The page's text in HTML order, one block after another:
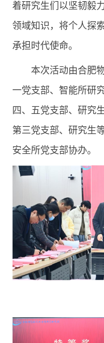
着研究生们以坚韧毅
领域知识，将个人探
承担时代使命。
本次活动由合肥
一党支部、智能所研
四、五党支部、研究
第三党支部、研究生
安全所党支部协办。